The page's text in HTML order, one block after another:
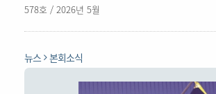
578호 / 2026년 5월
뉴스 본회소식